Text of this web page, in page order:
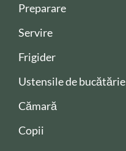
Preparare
Servire
Frigider
Ustensile de bucătărie
Cămară
Copii